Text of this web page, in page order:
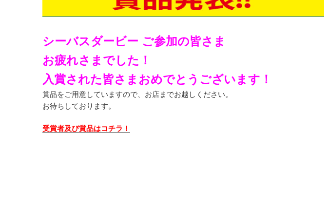
シーバスダービー ご参加の皆さま
お疲れさまでした！
入賞された皆さまおめでとうございます！
賞品をご用意していますので、お店までお越しください。
お待ちしております。
受賞者及び賞品はコチラ！